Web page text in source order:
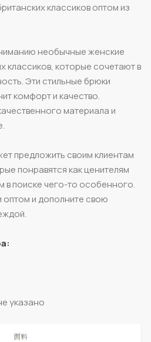
классиков оптом из
необычные женские
классиков, которые сочетают в
Эти стильные брюки
комфорт и качество.
материала и
предложить своим клиентам
понравятся как ценителям
в поиске чего-то особенного.
оптом и дополните свою
указано